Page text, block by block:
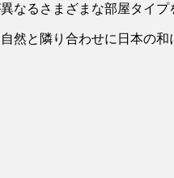
なるさまざまな部屋タイ
然と隣り合わせに日本の